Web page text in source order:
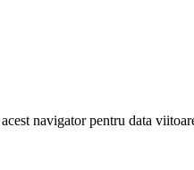
navigator pentru data